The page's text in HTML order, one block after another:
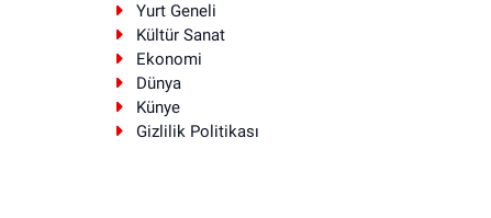
Yurt Geneli
Kültür Sanat
Ekonomi
Dünya
Künye
Gizlilik Politikası